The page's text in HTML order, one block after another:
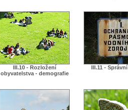
III.10 - Rozložení
obyvatelstva - demografie
III.11 -